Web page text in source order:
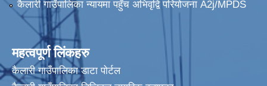
कैलारी गाउँपालिका न्यायमा पहुँच अभिवृद्वि परियोजना A2j/MPDS
महत्वपूर्ण लिंकहरु
कैलारी गाउँपालिका डाटा पाेर्टल